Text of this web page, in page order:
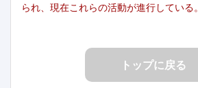
られ、現在これらの活動が進行している。
トップに戻る